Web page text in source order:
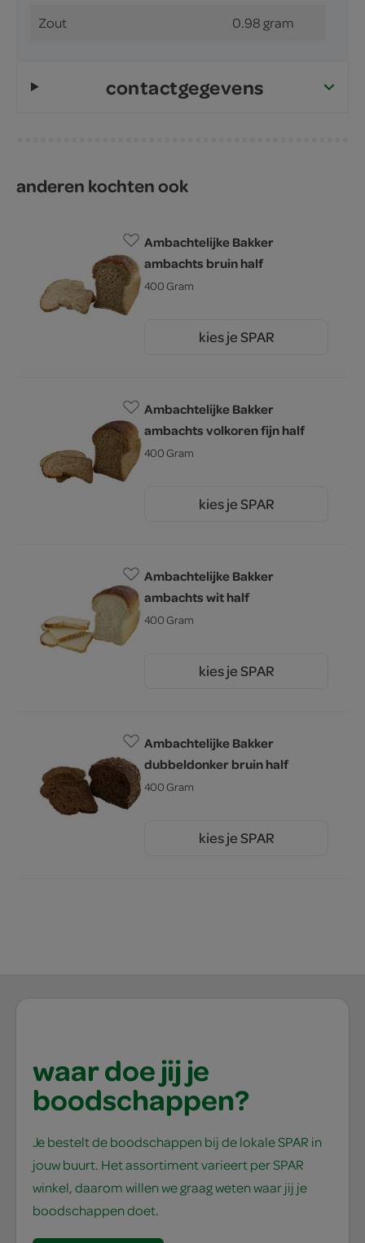
Zout 0.98 gram
contactgegevens
anderen kochten ook
Ambachtelijke Bakker
ambachts bruin half
400 Gram
kies je SPAR
Ambachtelijke Bakker
ambachts volkoren fijn half
400 Gram
kies je SPAR
Ambachtelijke Bakker
ambachts wit half
400 Gram
kies je SPAR
Ambachtelijke Bakker
dubbeldonker bruin half
400 Gram
kies je SPAR
waar doe jij je
boodschappen?
Je bestelt de boodschappen bij de lokale SPAR in
jouw buurt. Het assortiment varieert per SPAR
winkel, daarom willen we graag weten waar jij je
boodschappen doet.